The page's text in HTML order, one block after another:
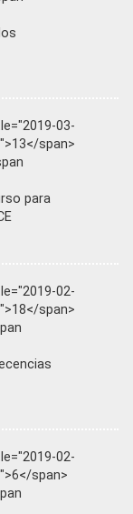
03-
span>
para
02-
span>
02-
span>